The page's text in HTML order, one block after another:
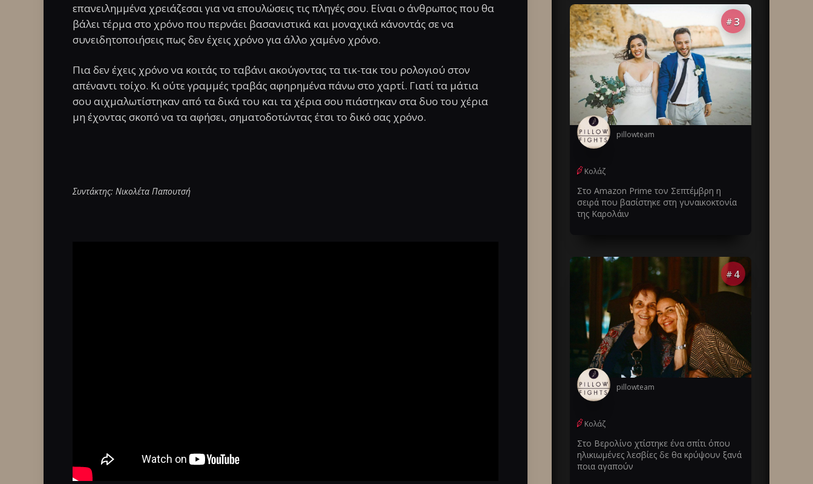
επανειλημμένα χρειάζεσαι για να επουλώσεις τις πληγές σου. Είναι ο άνθρωπος που θα
βάλει τέρμα στο χρόνο που περνάει βασανιστικά και μοναχικά κάνοντάς σε να
συνειδητοποιήσεις πως δεν έχεις χρόνο για άλλο χαμένο χρόνο.
Πια δεν έχεις χρόνο να κοιτάς το ταβάνι ακούγοντας τα τικ-τακ του ρολογιού στον
απέναντι τοίχο. Κι ούτε γραμμές τραβάς αφηρημένα πάνω στο χαρτί. Γιατί τα μάτια
σου αιχμαλωτίστηκαν από τα δικά του και τα χέρια σου πιάστηκαν στα δυο του χέρια
μη έχοντας σκοπό να τα αφήσει, σηματοδοτώντας έτσι το δικό σας χρόνο.
Συντάκτης: Νικολέτα Παπουτσή
# 3
pillowteam
Κολάζ
Στο Amazon Prime τον Σεπτέμβρη η
σειρά που βασίστηκε στη γυναικοκτονία
της Καρολάιν
# 4
pillowteam
Κολάζ
Στο Βερολίνο χτίστηκε ένα σπίτι όπου
ηλικιωμένες λεσβίες δε θα κρύψουν ξανά
ποια αγαπούν